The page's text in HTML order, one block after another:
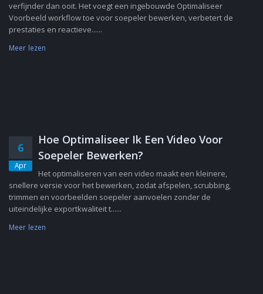
verfijnder dan ooit. Het voegt een ingebouwde Optimaliseer
Voorbeeld workflow toe voor soepeler bewerken, verbetert de
prestaties en reactieve......
Meer lezen
6
Apr
Hoe Optimaliseer Ik Een Video Voor
Soepeler Bewerken?
Het optimaliseren van een video maakt een kleinere,
snellere versie voor het bewerken, zodat afspelen, scrubbing,
trimmen en voorbeelden soepeler aanvoelen zonder de
uiteindelijke exportkwaliteit t......
Meer lezen